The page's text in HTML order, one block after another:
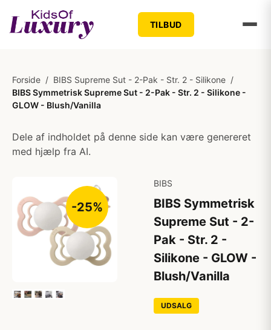
TILBUD
Forside / BIBS Supreme Sut - 2-Pak - Str. 2 - Silikone /
BIBS Symmetrisk Supreme Sut - 2-Pak - Str. 2 - Silikone -
GLOW - Blush/Vanilla
Dele af indholdet på denne side kan være genereret
med hjælp fra AI.
-25%
BIBS
BIBS Symmetrisk
Supreme Sut - 2-
Pak - Str. 2 -
Silikone - GLOW -
Blush/Vanilla
UDSALG